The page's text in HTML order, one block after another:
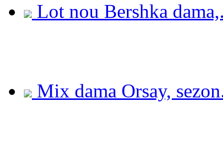
Lot nou Bershka
Mix dama Orsay,